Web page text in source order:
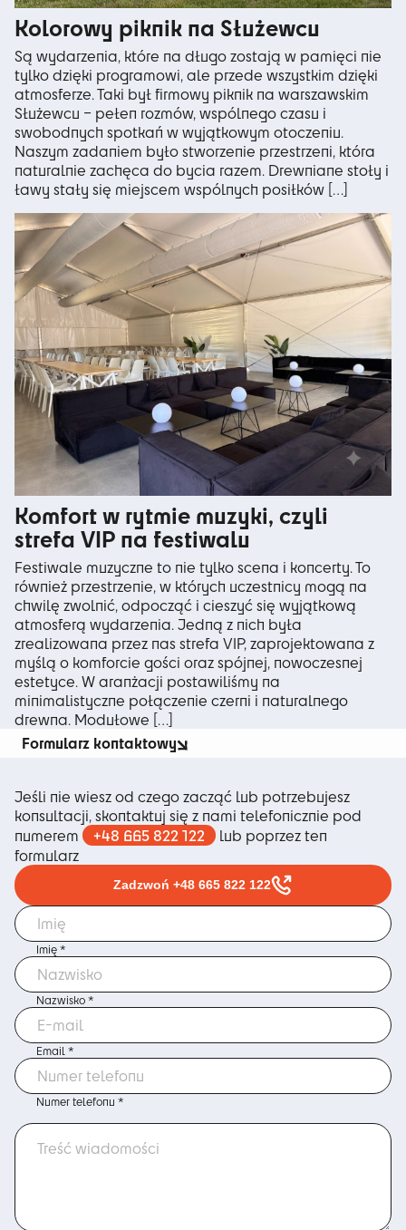
Kolorowy piknik na Służewcu
Są wydarzenia, które na długo zostają w pamięci nie
tylko dzięki programowi, ale przede wszystkim dzięki
atmosferze. Taki był firmowy piknik na warszawskim
Służewcu – pełen rozmów, wspólnego czasu i
swobodnych spotkań w wyjątkowym otoczeniu.
Naszym zadaniem było stworzenie przestrzeni, która
naturalnie zachęca do bycia razem. Drewniane stoły i
ławy stały się miejscem wspólnych posiłków […]
Komfort w rytmie muzyki, czyli
strefa VIP na festiwalu
Festiwale muzyczne to nie tylko scena i koncerty. To
również przestrzenie, w których uczestnicy mogą na
chwilę zwolnić, odpocząć i cieszyć się wyjątkową
atmosferą wydarzenia. Jedną z nich była
zrealizowana przez nas strefa VIP, zaprojektowana z
myślą o komforcie gości oraz spójnej, nowoczesnej
estetyce. W aranżacji postawiliśmy na
minimalistyczne połączenie czerni i naturalnego
drewna. Modułowe […]
Formularz kontaktowy
Jeśli nie wiesz od czego zacząć lub potrzebujesz
konsultacji, skontaktuj się z nami telefonicznie pod
numerem
+48 665 822 122
lub poprzez ten
formularz
Zadzwoń +48 665 822 122
Imię *
Nazwisko *
Email *
Numer telefonu *